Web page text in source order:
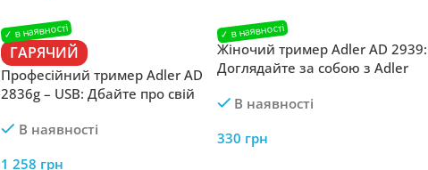
ГАРЯЧИЙ
Професійний тример Adler AD
2836g – USB: Дбайте про свій
USB-зарядці
В наявності
1 258 грн
Жіночий тример Adler AD 2939:
Доглядайте за собою з Adler
В наявності
330 грн